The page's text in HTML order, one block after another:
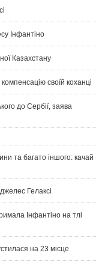
Інфантіно
Казахстану
своїй коханці
до Сербії, заява
та багато іншого: качай
Гелаксі
Інфантіно на тлі
на 23 місце